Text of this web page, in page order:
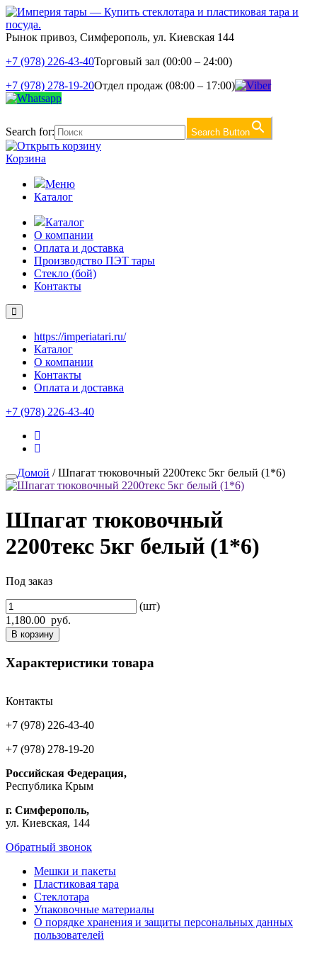
Рынок привоз, Симферополь, ул. Киевская 144
+7 (978) 226-43-40Торговый зал (00:00 – 24:00)
+7 (978) 278-19-20Отдел продаж (08:00 – 17:00)
Search for: Search Button
Корзина
Меню
Каталог
Каталог
О компании
Оплата и доставка
Производство ПЭТ тары
Стекло (бой)
Контакты
https://imperiatari.ru/
Каталог
О компании
Контакты
Оплата и доставка
+7 (978) 226-43-40
Домой / Шпагат тюковочный 2200текс 5кг белый (1*6)
Шпагат тюковочный
2200текс 5кг белый (1*6)
Под заказ
(шт)
1,180.00 руб.
В корзину
Характеристики товара
Контакты
+7 (978) 226-43-40
+7 (978) 278-19-20
Российская Федерация,
Республика Крым
г. Симферополь,
ул. Киевская, 144
Обратный звонок
Мешки и пакеты
Пластиковая тара
Стеклотара
Упаковочные материалы
О порядке хранения и защиты персональных данных
пользователей